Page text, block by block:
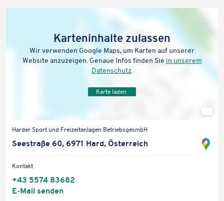
Karten­in­halte zulassen
Wir verwen­den Google Maps, um Karten auf unserer
Website anzu­zei­gen. Genaue Infos finden Sie in unserem
Daten­schutz.
Karte laden
auf
Harder Sport und Frei­zeit­an­la­gen BetriebsgesmbH
Seestraße 60, 6971 Hard, Österreich
Kontakt
+43 5574 83682
E‑Mail senden
Karteninhalte zulassen
Wir verwenden Google Maps, um Karten auf unserer Website
in unserem Datenschutz